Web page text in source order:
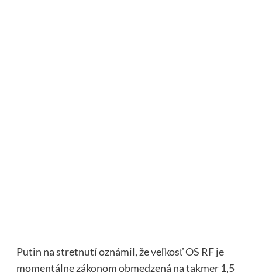
Putin na stretnutí oznámil, že veľkosť OS RF je
momentálne zákonom obmedzená na takmer 1,5